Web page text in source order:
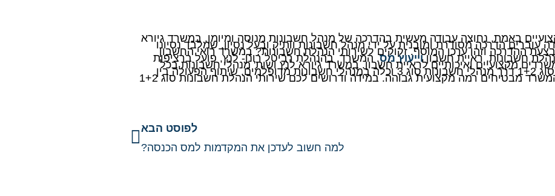
באמת, נחוצה עבודה מעשית בהדרכה של מנהל חשבונות מנוסה ומיומן. במשרד גיורא
עוברים הדרכה מסודרת ומובנית על ידי מנהל חשבונות וותיק ובעל נסיון, שמלבד נסיונו
ההדרכה וזהו ערכו המוסף. זקוקים לשירותי הנהלת חשבונות? במשרד רואי החשבון
חשבונות, ראיית חשבוןוייעוץ מס. המשרד, בהנהלת רביטל רונן- לנץ, פועל ברציפות
המאגד משרדים מקצועיים ואיכותיים לראיית חשבון. במשרד גיורא לנץ ושות' מנהלי חשבונות בכל
הרמות – החל ממנהלי חשבונות שסיימו בהצלחה קורס סוג 1+2 דרך מנהלי חשבונות סוג 3 וכלה במנהלי חשבונות מדופלמים. שיתוף הפעולה בין
ורואי החשבון של המשרד מבטיחים רמה מקצועית גבוהה. במידה ודרושים לכם שירותי הנהלת חשבונות סוג 1+2
לפוסט הבא
למה חשוב לעדכן את המקדמות למס הכנסה?